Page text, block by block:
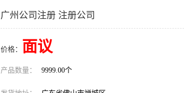
广州公司注册 注册公司
价格： 面议
产品数量： 9999.00个